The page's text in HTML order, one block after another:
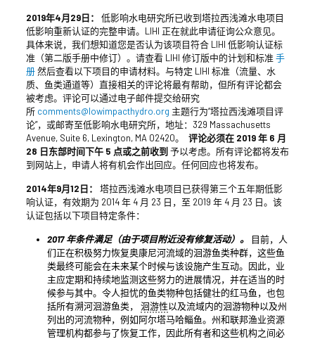
2019年4月29日：
低影响水电研究所已收到塔拉西浅滩水电项目
低影响重新认证的完整申请。LIHI 正在就此申请征询公众意见。
具体来说，我们想知道您是否认为该项目符合 LIHI 低影响认证标
准（第二版手册中修订）。请查看 LIHI 修订版中的计划和标准手
册然后查看以下项目的申请材料。与特定 LIHI 标准（流量、水
质、鱼类通道等）直接相关的评论将最有帮助，但所有评论都会
被考虑。评论可以通过电子邮件提交给研究
所 comments@lowimpacthydro.org 主题行为“塔拉西浅滩项目评
论”，或邮寄至低影响水电研究所，地址：329 Massachusetts
Avenue, Suite 6, Lexington, MA 02420。 评论必须在 2019 年 6 月
28 日东部时间下午 5 点或之前收到予以考虑。所有评论都将发布
到网站上，申请人将有机会作出回应。任何回应也将发布。
2014年9月12日：
塔拉西浅滩水电项目已获得第三个五年期低影
响认证，有效期为 2014 年 4 月 23 日，至 2019 年 4 月 23 日。该
认证包括以下项目特定条件：
2017 年条件满足（由于项目附近没有修复活动）。
目前，人
们正在积极努力恢复奥康尼河流域的洄游鱼类种群，这些鱼
类最终可能会在未来某个时候与该设施产生互动。因此，业
主应定期和持续地监测这些努力的进展情况，并在适当的时
候参与其中。令人担忧的鱼类物种包括健壮的红马鱼，也包
括所有溯河洄游鱼类， 洄游性以及流域内的洄游物种以及州
列出的河流物种，例如阿尔塔马哈鲻鱼。州和联邦渔业资源
管理机构都参与了恢复工作，因此所有者和这些机构之间必